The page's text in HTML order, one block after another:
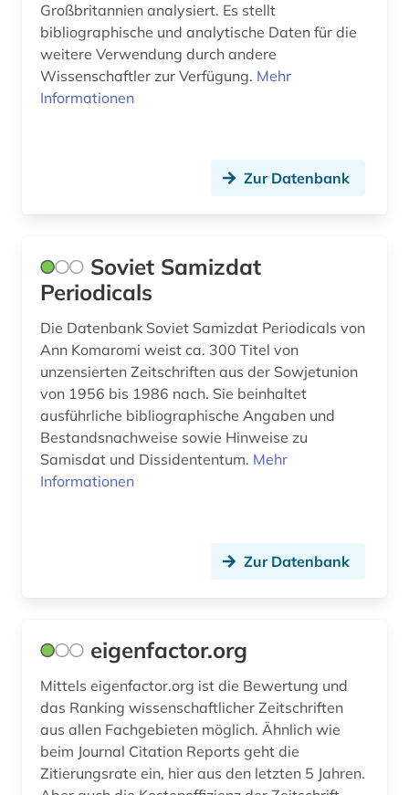
Großbritannien analysiert. Es stellt
bibliographische und analytische Daten für die
weitere Verwendung durch andere
Wissenschaftler zur Verfügung. Mehr
Informationen
Zur Datenbank
Soviet Samizdat
Periodicals
Die Datenbank Soviet Samizdat Periodicals von
Ann Komaromi weist ca. 300 Titel von
unzensierten Zeitschriften aus der Sowjetunion
von 1956 bis 1986 nach. Sie beinhaltet
ausführliche bibliographische Angaben und
Bestandsnachweise sowie Hinweise zu
Samisdat und Dissidententum. Mehr
Informationen
Zur Datenbank
eigenfactor.org
Mittels eigenfactor.org ist die Bewertung und
das Ranking wissenschaftlicher Zeitschriften
aus allen Fachgebieten möglich. Ähnlich wie
beim Journal Citation Reports geht die
Zitierungsrate ein, hier aus den letzten 5 Jahren.